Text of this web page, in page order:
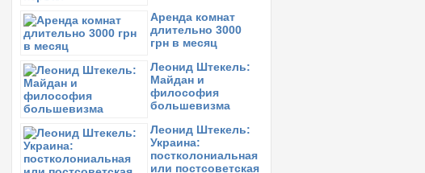
Аренда комнат
длительно 3000
грн в месяц
Леонид Штекель:
Майдан и
философия
большевизма
Леонид Штекель:
Украина:
постколониальная
или постсоветская